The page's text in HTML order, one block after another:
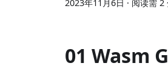
2023年11月6日 · 阅读需 2
01 Wasm